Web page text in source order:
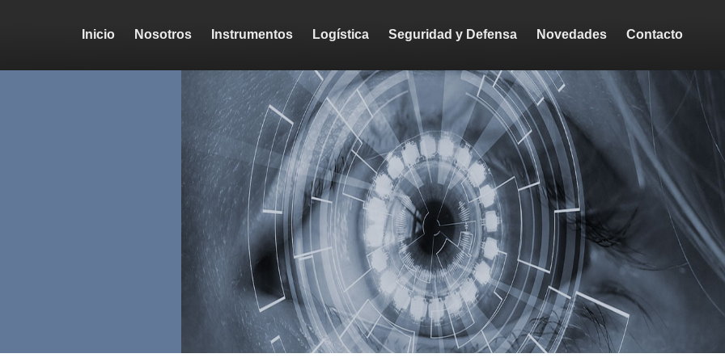
Inicio Nosotros Instrumentos Logística Seguridad y Defensa Novedades Contacto